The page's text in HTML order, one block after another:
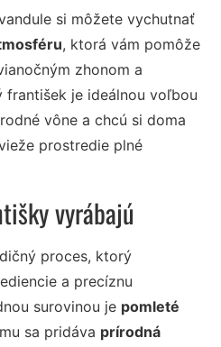
si môžete vychutnať
, ktorá vám pomôže
zhonom a
františek je ideálnou voľbou
vône a chcú si doma
prostredie plné
vyrábajú
proces, ktorý
a precíznu
surovinou je pomleté
sa pridáva prírodná